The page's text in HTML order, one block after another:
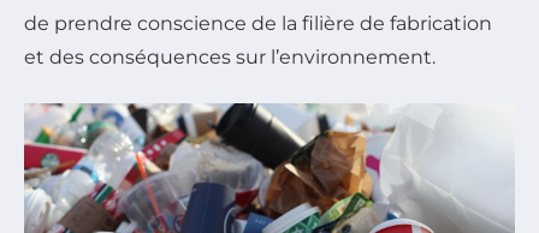
de prendre conscience de la filière de fabrication
et des conséquences sur l’environnement.